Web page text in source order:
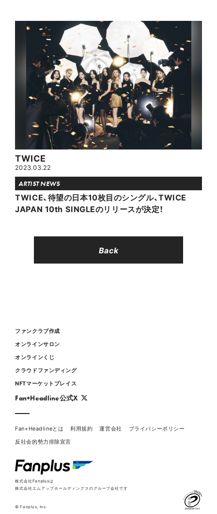
TWICE
2023.03.22
ARTIST NEWS
TWICE、待望の日本10枚目のシングル、TWICE
JAPAN 10th SINGLEのリリースが決定！
Back
ファンクラブ作成
オンラインサロン
オンラインくじ
クラウドファンディング
NFTマーケットプレイス
Fan+Headline公式X
Fan+Headlineとは 利用規約 運営会社
プライバシーポリシー
反社会的勢力排除宣言
株式会社Fanplusは
株式会社エムアップホールディングスのグループ会社です
© Fanplus, Inc.